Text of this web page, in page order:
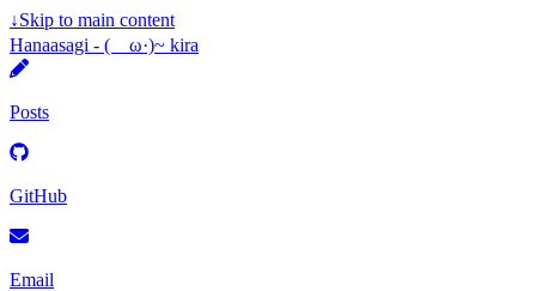
↓Skip to main content
Hanaasagi - (ゝω·)~ kira
Posts
GitHub
Email